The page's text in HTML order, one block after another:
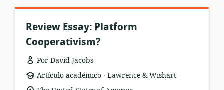
Review Essay: Platform
Cooperativism?
Por David Jacobs
formato
del
Artículo académico .
publicación:
Lawrence & Wishart